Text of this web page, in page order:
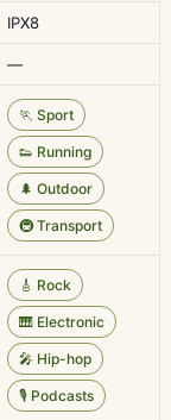
IPX8
—
🏃 Sport
👟 Running
🌲 Outdoor
🚇 Transport
🎸 Rock
🎹 Electronic
🎤 Hip-hop
🎙️ Podcasts